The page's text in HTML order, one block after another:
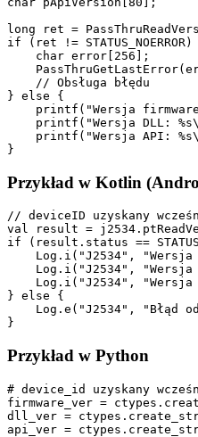
long ret =
if (ret != STATUS_NOERROR)
    char error[256];
    // Obsługa błędu
} else {
printf("Wersja
printf("Wersja DLL:
printf("Wersja API:
}
Przykład w Kotlin
// deviceID uzyskany
val result =
if (result.status ==
Log.i("J2534",
Log.i("J2534", "Wersja
Log.i("J2534", "Wersja
} else {
Log.e("J2534", "Błąd
}
Przykład w Python
# device_id uzyskany
firmware_ver =
dll_ver =
api_ver =